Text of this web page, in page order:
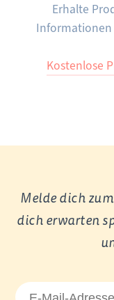
Erhalte
Informationen
Kostenlose
Melde dich
dich erwarten
E-